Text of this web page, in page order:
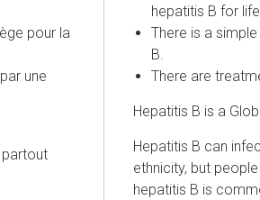
pour la
une
hepatitis B for
There is a
B.
There are
Hepatitis B is a
Hepatitis B can
ethnicity, but
hepatitis B is